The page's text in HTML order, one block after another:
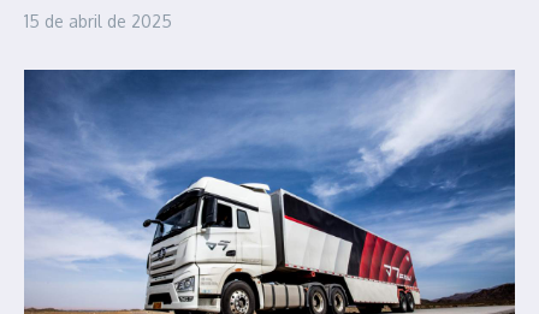
15 de abril de 2025